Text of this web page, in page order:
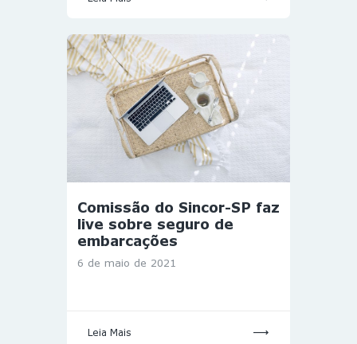
Comissão do Sincor-SP faz
live sobre seguro de
embarcações
6 de maio de 2021
Leia Mais